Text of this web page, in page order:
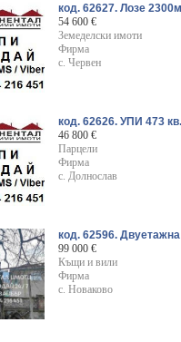
код. 62627. Лозе
54 600 €
Земеделски имоти
Фирма
с. Червен
код. 62626. УПИ 473
46 800 €
Парцели
Фирма
с. Долнослав
код. 62596.
99 000 €
Къщи и вили
Фирма
с. Новаково